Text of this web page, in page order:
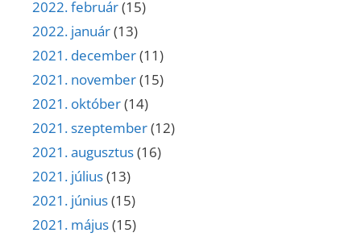
2022. február(15)
2022. január(13)
2021. december(11)
2021. november(15)
2021. október(14)
2021. szeptember(12)
2021. augusztus(16)
2021. július(13)
2021. június(15)
2021. május(15)